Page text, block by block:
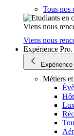
Tous nos
Viens nous
Viens nous
Expérience Pro.
Expérience
Métiers